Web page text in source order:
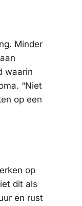
Minder
waarin
“Niet
op een
op
dit als
en rust